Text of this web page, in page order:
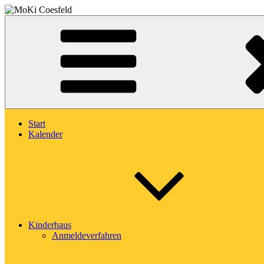
Zum
Inhalt
Montessori-Kinderhaus Coesfeld
Start
Kalender
Kinderhaus
Anmeldeverfahren